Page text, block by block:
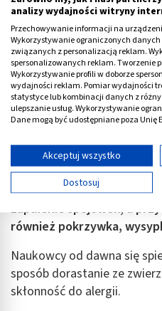
Alergia na psa u dziecka
często rozwija się
skumulowanej ekspozycji
E. Cichocka-Jarosz podaje,
problem ten występuje u
maluchów 7-8 letnich jest to
11-12 lat około 10 proc.
nie jest niemożliwa, ale
Objawy są takie same, jak u
przede wszystkim
zapalenie spojówek, a
również pokrzywka,
Naukowcy od dawna się
sposób dorastanie ze
skłonność do alergii.
analizy wydajności witryny
Przechowywanie informacji na
Wykorzystywanie ograniczonych
związanych z personalizacją reklam.
spersonalizowanych reklam. Tworzenie
Wykorzystywanie profili w doborze
wydajności reklam. Pomiar wydajności
statystyce lub kombinacji danych z
ulepszanie usług. Wykorzystywanie
Dane mogą być udostępniane poza Unię
Wyświetl listę partnerów (11
Używamy Twoich danych w
Cele przetwarzania IAB:
Przechowywanie informacji
dostęp do nich
Wykorzystywanie
wyboru reklam
Tworzenie profili w celu
Akceptuj wszystko
Dostosuj